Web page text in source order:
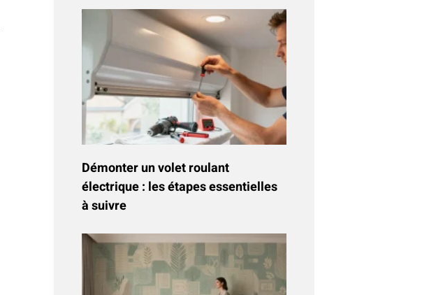
Démonter un volet roulant
électrique : les étapes essentielles
à suivre